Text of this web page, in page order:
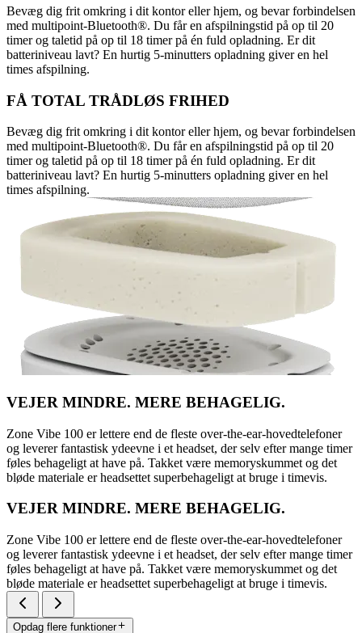
Bevæg dig frit omkring i dit kontor eller hjem, og bevar forbindelsen
med multipoint-Bluetooth®. Du får en afspilningstid på op til 20
timer og taletid på op til 18 timer på én fuld opladning. Er dit
batteriniveau lavt? En hurtig 5-minutters opladning giver en hel
times afspilning.
FÅ TOTAL TRÅDLØS FRIHED
Bevæg dig frit omkring i dit kontor eller hjem, og bevar forbindelsen
med multipoint-Bluetooth®. Du får en afspilningstid på op til 20
timer og taletid på op til 18 timer på én fuld opladning. Er dit
batteriniveau lavt? En hurtig 5-minutters opladning giver en hel
times afspilning.
VEJER MINDRE. MERE BEHAGELIG.
Zone Vibe 100 er lettere end de fleste over-the-ear-hovedtelefoner
og leverer fantastisk ydeevne i et headset, der selv efter mange timer
føles behageligt at have på. Takket være memoryskummet og det
bløde materiale er headsettet superbehageligt at bruge i timevis.
VEJER MINDRE. MERE BEHAGELIG.
Zone Vibe 100 er lettere end de fleste over-the-ear-hovedtelefoner
og leverer fantastisk ydeevne i et headset, der selv efter mange timer
føles behageligt at have på. Takket være memoryskummet og det
bløde materiale er headsettet superbehageligt at bruge i timevis.
Opdag flere funktioner